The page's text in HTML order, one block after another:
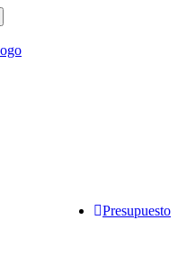
Presupuesto